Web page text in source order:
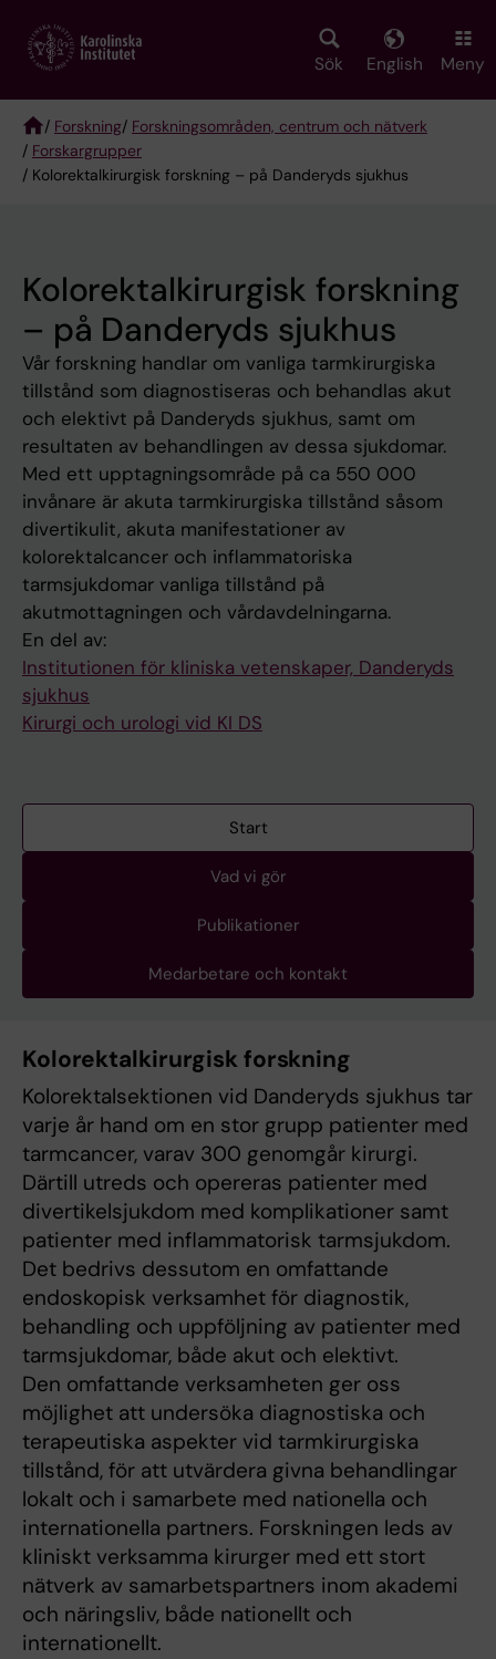
main
Sök English Meny
Breadcrumb
/ Forskning/ Forskningsområden, centrum och nätverk
/ Forskargrupper
/ Kolorektalkirurgisk forskning – på Danderyds sjukhus
Kolorektalkirurgisk forskning
– på Danderyds sjukhus
Vår forskning handlar om vanliga tarmkirurgiska
tillstånd som diagnostiseras och behandlas akut
och elektivt på Danderyds sjukhus, samt om
resultaten av behandlingen av dessa sjukdomar.
Med ett upptagningsområde på ca 550 000
invånare är akuta tarmkirurgiska tillstånd såsom
divertikulit, akuta manifestationer av
kolorektalcancer och inflammatoriska
tarmsjukdomar vanliga tillstånd på
akutmottagningen och vårdavdelningarna.
En del av:
Institutionen för kliniska vetenskaper, Danderyds
sjukhus
Kirurgi och urologi vid KI DS
Start
Vad vi gör
Publikationer
Medarbetare och kontakt
Kolorektalkirurgisk forskning
Kolorektalsektionen vid Danderyds sjukhus tar
varje år hand om en stor grupp patienter med
tarmcancer, varav 300 genomgår kirurgi.
Därtill utreds och opereras patienter med
divertikelsjukdom med komplikationer samt
patienter med inflammatorisk tarmsjukdom.
Det bedrivs dessutom en omfattande
endoskopisk verksamhet för diagnostik,
behandling och uppföljning av patienter med
tarmsjukdomar, både akut och elektivt.
Den omfattande verksamheten ger oss
möjlighet att undersöka diagnostiska och
terapeutiska aspekter vid tarmkirurgiska
tillstånd, för att utvärdera givna behandlingar
lokalt och i samarbete med nationella och
internationella partners. Forskningen leds av
kliniskt verksamma kirurger med ett stort
nätverk av samarbetspartners inom akademi
och näringsliv, både nationellt och
internationellt.